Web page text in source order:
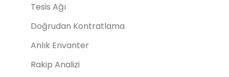
Tesis Ağı
Doğrudan Kontratlama
Anlık Envanter
Rakip Analizi